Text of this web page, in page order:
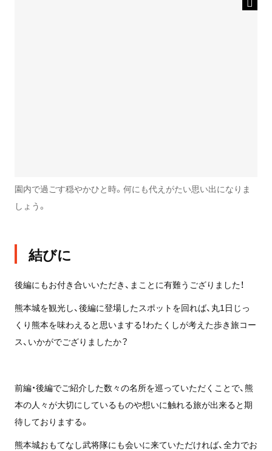
園内で過ごす穏やかひと時。何にも代えがたい思い出になりま
しょう。
結びに
後編にもお付き合いいただき、まことに有難うござりました！
熊本城を観光し、後編に登場したスポットを回れば、丸1日じっ
くり熊本を味わえると思いまする！わたくしが考えた歩き旅コー
ス、いかがでござりましたか？
前編・後編でご紹介した数々の名所を巡っていただくことで、熊
本の人々が大切にしているものや想いに触れる旅が出来ると期
待しておりまする。
熊本城おもてなし武将隊にも会いに来ていただければ、全力でお